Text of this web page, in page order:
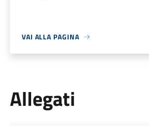
VAI ALLA PAGINA
Allegati